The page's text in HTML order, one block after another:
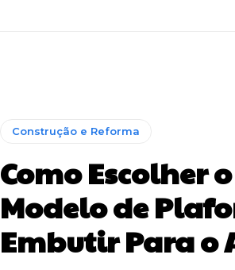
Construção e Reforma
Como Escolher
Modelo de
Embutir Para o